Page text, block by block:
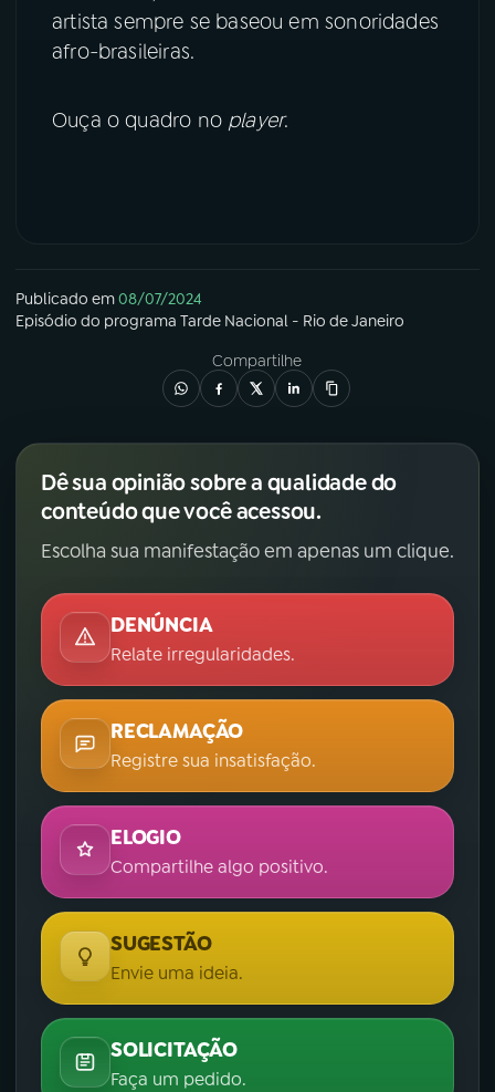
TikTok
artista sempre se baseou em sonoridades
afro-brasileiras.
Ouça o quadro no player.
Publicado em08/07/2024
Episódio do programa Tarde Nacional - Rio de Janeiro
Compartilhe
Dê sua opinião sobre a qualidade do
conteúdo que você acessou.
Escolha sua manifestação em apenas um clique.
DENÚNCIA
Relate irregularidades.
RECLAMAÇÃO
Registre sua insatisfação.
ELOGIO
Compartilhe algo positivo.
SUGESTÃO
Envie uma ideia.
SOLICITAÇÃO
Faça um pedido.